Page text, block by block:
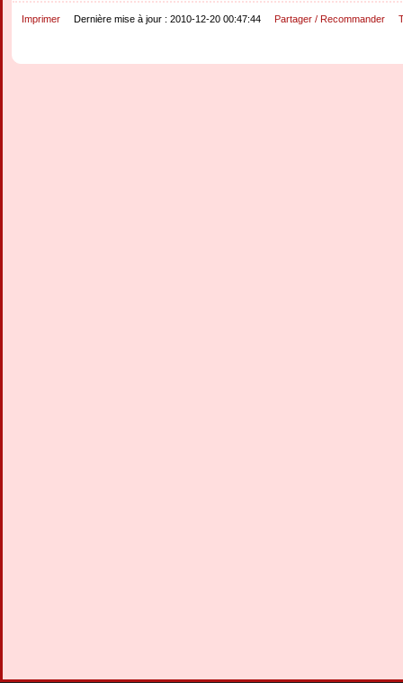
Imprimer Dernière mise à jour : 2010-12-20 00:47:44 Partager / Recommander